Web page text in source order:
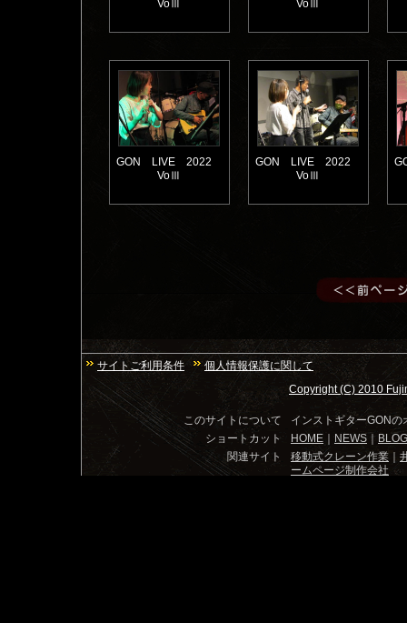
VoⅢ
VoⅢ
GON LIVE 2022
VoⅢ
GON LIVE 2022
VoⅢ
サイトご利用条件
個人情報保護に関して
Copyright (C) 2010
このサイトについて インストギターGONの
ショートカット
HOME NEWS
BLOG
関連サイト
移動式クレーン作業
ームページ制作会社